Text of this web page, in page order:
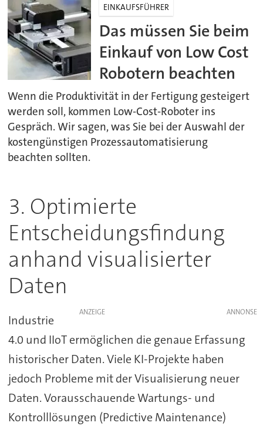
EINKAUFSFÜHRER
Das müssen Sie beim
Einkauf von Low Cost
Robotern beachten
Wenn die Produktivität in der Fertigung gesteigert
werden soll, kommen Low-Cost-Roboter ins
Gespräch. Wir sagen, was Sie bei der Auswahl der
kostengünstigen Prozessautomatisierung
beachten sollten.
3. Optimierte
Entscheidungsfindung
anhand visualisierter
Daten
ANZEIGE
Industrie
4.0 und IIoT ermöglichen die genaue Erfassung
historischer Daten. Viele KI-Projekte haben
jedoch Probleme mit der Visualisierung neuer
Daten. Vorausschauende Wartungs- und
Kontrolllösungen (Predictive Maintenance)